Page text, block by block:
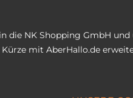
die NK Shopping GmbH
mit AberHallo.de